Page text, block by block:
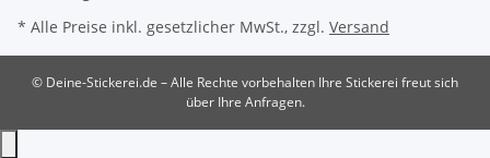
* Alle Preise inkl. gesetzlicher MwSt., zzgl. Versand
© Deine-Stickerei.de – Alle Rechte vorbehalten Ihre Stickerei freut sich
über Ihre Anfragen.